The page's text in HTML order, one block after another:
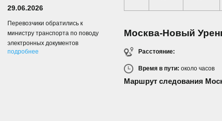
Москва-Новый
Расстояние:
Время в пути: около часов
Маршрут следования
29.06.2026
Перевозчики обратились к
министру транспорта по поводу
электронных документов
подробнее